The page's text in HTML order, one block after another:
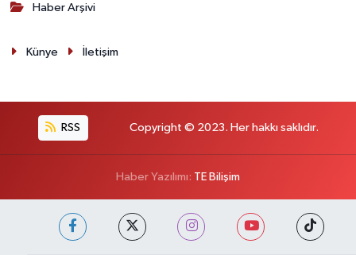
Haber Arşivi
Künye İletişim
RSS Copyright © 2023. Her hakkı saklıdır.
Haber Yazılımı: TE Bilişim